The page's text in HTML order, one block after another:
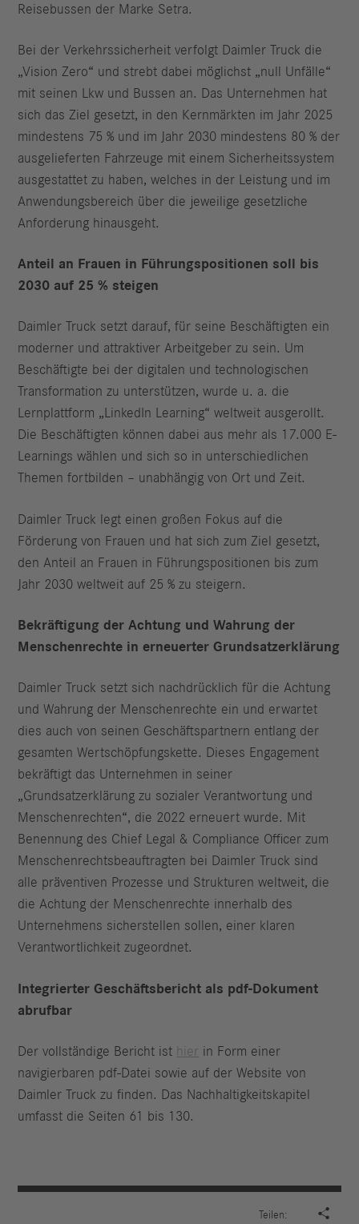
Reisebussen der Marke Setra.
Bei der Verkehrssicherheit verfolgt Daimler Truck die
„Vision Zero“ und strebt dabei möglichst „null Unfälle“
mit seinen Lkw und Bussen an. Das Unternehmen hat
sich das Ziel gesetzt, in den Kernmärkten im Jahr 2025
mindestens 75 % und im Jahr 2030 mindestens 80 % der
ausgelieferten Fahrzeuge mit einem Sicherheitssystem
ausgestattet zu haben, welches in der Leistung und im
Anwendungsbereich über die jeweilige gesetzliche
Anforderung hinausgeht.
Anteil an Frauen in Führungspositionen soll bis
2030 auf 25 % steigen
Daimler Truck setzt darauf, für seine Beschäftigten ein
moderner und attraktiver Arbeitgeber zu sein. Um
Beschäftigte bei der digitalen und technologischen
Transformation zu unterstützen, wurde u. a. die
Lernplattform „LinkedIn Learning“ weltweit ausgerollt.
Die Beschäftigten können dabei aus mehr als 17.000 E-
Learnings wählen und sich so in unterschiedlichen
Themen fortbilden – unabhängig von Ort und Zeit.
Daimler Truck legt einen großen Fokus auf die
Förderung von Frauen und hat sich zum Ziel gesetzt,
den Anteil an Frauen in Führungspositionen bis zum
Jahr 2030 weltweit auf 25 % zu steigern.
Bekräftigung der Achtung und Wahrung der
Menschenrechte in erneuerter Grundsatzerklärung
Daimler Truck setzt sich nachdrücklich für die Achtung
und Wahrung der Menschenrechte ein und erwartet
dies auch von seinen Geschäftspartnern entlang der
gesamten Wertschöpfungskette. Dieses Engagement
bekräftigt das Unternehmen in seiner
„Grundsatzerklärung zu sozialer Verantwortung und
Menschenrechten“, die 2022 erneuert wurde. Mit
Benennung des Chief Legal & Compliance Officer zum
Menschenrechtsbeauftragten bei Daimler Truck sind
alle präventiven Prozesse und Strukturen weltweit, die
die Achtung der Menschenrechte innerhalb des
Unternehmens sicherstellen sollen, einer klaren
Verantwortlichkeit zugeordnet.
Integrierter Geschäftsbericht als pdf-Dokument
abrufbar
Der vollständige Bericht ist hier in Form einer
navigierbaren pdf-Datei sowie auf der Website von
Daimler Truck zu finden. Das Nachhaltigkeitskapitel
umfasst die Seiten 61 bis 130.
Teilen: 